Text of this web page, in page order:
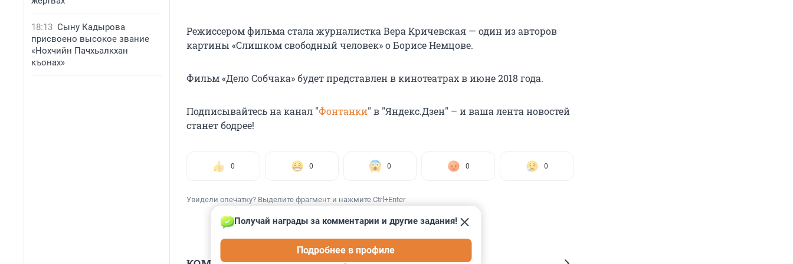
18:13 Сыну Кадырова
присвоено высокое звание
«Нохчийн Пачхьалкхан
къонах»
Режиссером фильма стала журналистка Вера Кричевская — один из авторов
картины «Слишком свободный человек» о Борисе Немцове.
Фильм «Дело Собчака» будет представлен в кинотеатрах в июне 2018 года.
Подписывайтесь на канал "Фонтанки" в "Яндекс.Дзен" – и ваша лента новостей
станет бодрее!
0 0 0 0 0
Увидели опечатку? Выделите фрагмент и нажмите Ctrl+Enter
Получай награды за комментарии и другие задания!
Подробнее в профиле